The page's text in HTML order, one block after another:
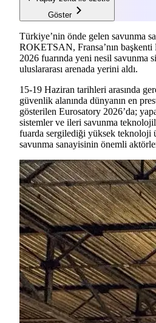
Göster
Türkiye’nin önde gelen savunma
ROKETSAN, Fransa’nın başkenti
2026 fuarında yeni nesil savunma
uluslararası arenada yerini aldı.
15-19 Haziran tarihleri arasında
güvenlik alanında dünyanın en
gösterilen Eurosatory 2026’da;
sistemler ve ileri savunma
fuarda sergilediği yüksek teknoloji
savunma sanayisinin önemli